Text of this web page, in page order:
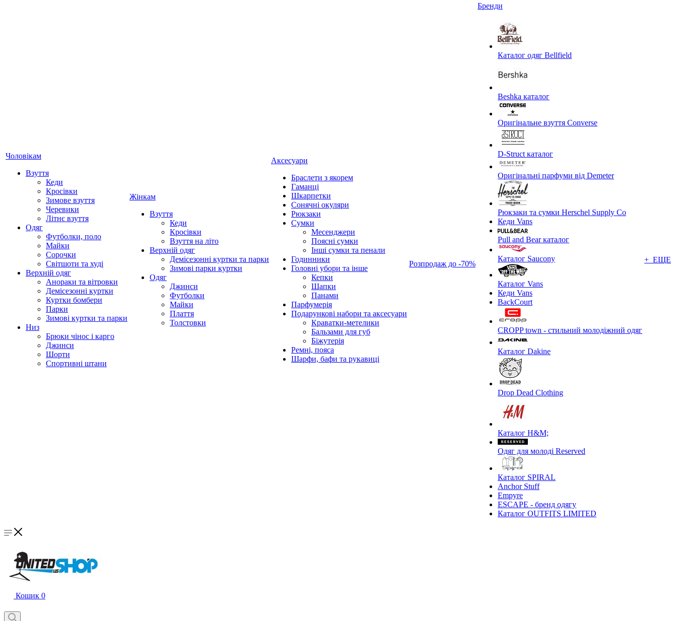
Чоловікам
Взуття
Кеди
Кросівки
Зимове взуття
Черевики
Літнє взуття
Одяг
Футболки, поло
Майки
Сорочки
Світшоти та худі
Верхній одяг
Анораки та вітровки
Демісезонні куртки
Куртки бомбери
Парки
Зимові куртки та парки
Низ
Брюки чінос і карго
Джинси
Шорти
Спортивні штани
Жінкам
Взуття
Кеди
Кросівки
Взуття на літо
Верхній одяг
Демісезонні куртки та парки
Зимові парки куртки
Одяг
Джинси
Футболки
Майки
Плаття
Толстовки
Аксесуари
Браслети з якорем
Гаманці
Шкарпетки
Сонячні окуляри
Рюкзаки
Сумки
Месенджери
Поясні сумки
Інші сумки та пенали
Годинники
Головні убори та інше
Кепки
Шапки
Панами
Парфумерія
Подарункові набори та аксесуари
Краватки-метелики
Бальзами для губ
Біжутерія
Ремні, пояса
Шарфи, бафи та рукавиці
Розпродаж до -70%
Бренди
Каталог одяг Bellfield
Beshka каталог
Оригінальне взуття Converse
D-Struct каталог
Оригінальні парфуми від Demeter
Рюкзаки та сумки Herschel Supply Co
Кеди Vans
Pull and Bear каталог
Каталог Saucony
Каталог Vans
Кеди Vans
BackCourt
CROPP town - стильний молодіжний одяг
Каталог Dakine
Drop Dead Clothing
Каталог H&M;
Одяг для молоді Reserved
Каталог SPIRAL
Anchor Stuff
Empyre
ESCAPE - бренд одягу
Каталог OUTFITS LIMITED
+ ЕЩЕ
Кошик 0